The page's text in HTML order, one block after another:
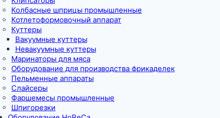
Колбасные шприцы промышленные
Котлетоформовочный аппарат
Куттеры
Вакуумные куттеры
Невакуумные куттеры
Маринаторы для мяса
Оборудование для производства фрикаделек
Пельменные аппараты
Слайсеры
Фаршемесы промышленные
Шпигорезки